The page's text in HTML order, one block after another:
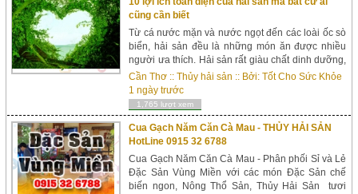
cũng cần biết
Từ cá nước mặn và nước ngọt đến các loài ốc sò
biển, hải sản đều là những món ăn được nhiều
người ưa thích. Hải sản rất giàu chất dinh dưỡng,
đóng vai trò như một nguồn protein, vitamin và
khoáng chất tốt, giàu axit b&eacu...
Cần Thơ ::Thủy hải sản :: Bởi:Tốt Cho Sức Khỏe
1 ngày trước
1,765 lượt xem
Cua Gạch Năm Căn Cà Mau - THỦY HẢI SẢN
HotLine 0915 32 6788
Cua Gạch Năm Căn Cà Mau - Phân phối Sỉ và Lẻ
Đặc Sản Vùng Miền với các món Đặc Sản chế
biến ngon, Nông Thổ Sản, Thủy Hải Sản tươi